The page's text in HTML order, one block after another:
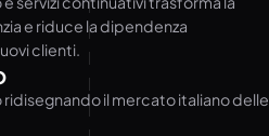
e riduce la dipendenza
clienti.
il mercato italiano delle